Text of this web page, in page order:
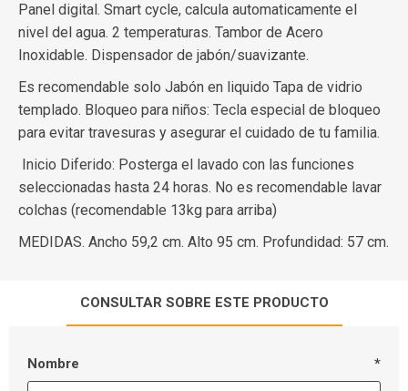
Panel digital. Smart cycle, calcula automaticamente el
nivel del agua. 2 temperaturas. Tambor de Acero
Inoxidable. Dispensador de jabón/suavizante.
Es recomendable solo Jabón en liquido Tapa de vidrio
templado. Bloqueo para niños: Tecla especial de bloqueo
para evitar travesuras y asegurar el cuidado de tu familia.
Inicio Diferido: Posterga el lavado con las funciones
seleccionadas hasta 24 horas. No es recomendable lavar
colchas (recomendable 13kg para arriba)
MEDIDAS. Ancho 59,2 cm. Alto 95 cm. Profundidad: 57 cm.
CONSULTAR SOBRE ESTE PRODUCTO
Nombre *